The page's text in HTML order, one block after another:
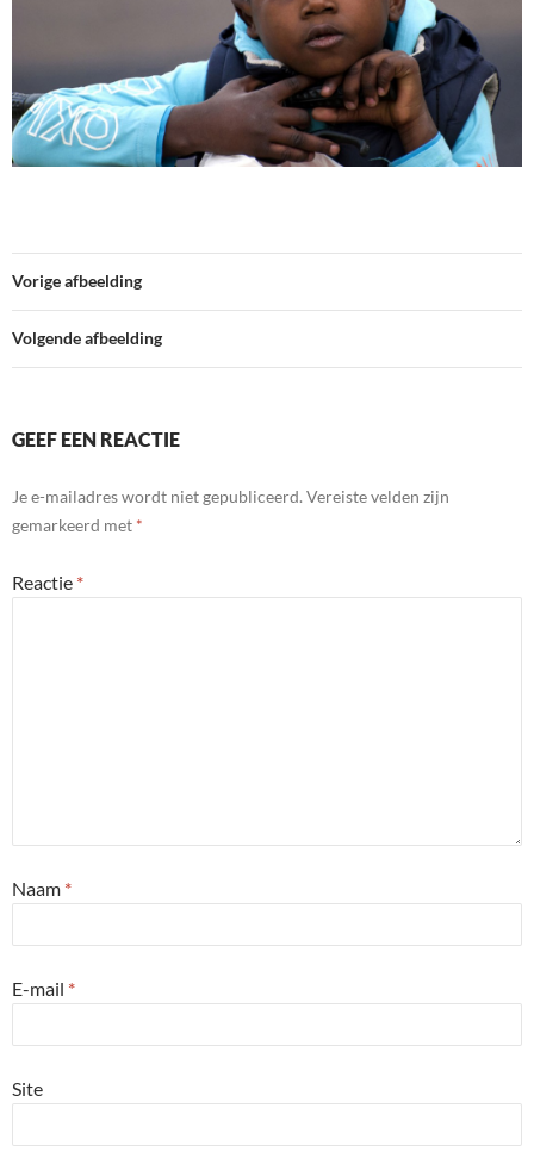
Vorige afbeelding
Volgende afbeelding
GEEF EEN REACTIE
Je e-mailadres wordt niet gepubliceerd. Vereiste velden zijn
gemarkeerd met *
Reactie *
Naam *
E-mail *
Site